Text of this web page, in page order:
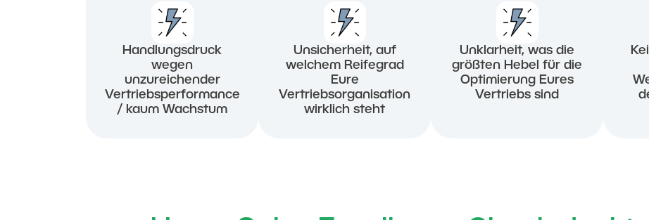
Handlungsdruck
wegen
unzureichender
Vertriebsperformance
/ kaum Wachstum
Unsicherheit, auf
welchem Reifegrad
Eure
Vertriebsorganisation
wirklich steht
Unklarheit, was die
größten Hebel für die
Optimierung Eures
Vertriebs sind